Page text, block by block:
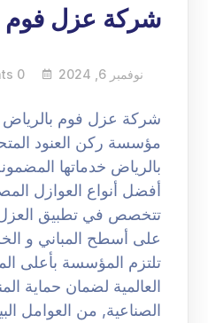
شركة عزل فوم
نوفمبر 6, 2024 0 Comments
مؤسسة ركن العنود
بالرياض خدماتها
أفضل أنواع العوازل
تتخصص في تطبيق العزل
على أسطح المباني و
تلتزم المؤسسة بأعلى
العالمية لضمان حماية
الصناعية, من العوامل